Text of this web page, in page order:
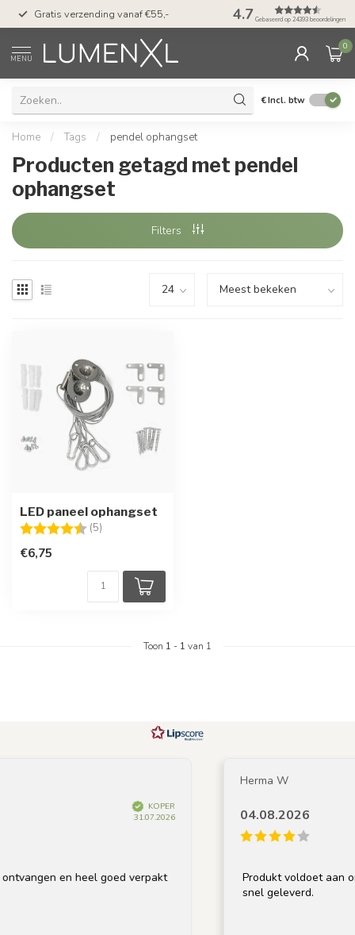
Gratis verzending vanaf €55,- 50 dagen
met Klarna
4.7 Gebaseerd op 24393 beoordelingen
MENU
0
€Incl. btw
Home / Tags / pendel ophangset
Producten getagd met pendel
ophangset
Filters
LED paneel ophangset
Beoordeling: (5)
€6,75
Toon 1 - 1 van 1
KOPER
31.07.2026
en heel goed verpakt
Herma W
04.08.2026
Produkt voldoet aan
snel geleverd.